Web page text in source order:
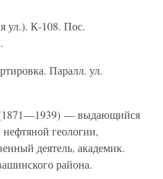
ул.). К-108. Пос.
Паралл. ул.
— выдающийся
нефтяной геологии,
деятель, академик.
района.